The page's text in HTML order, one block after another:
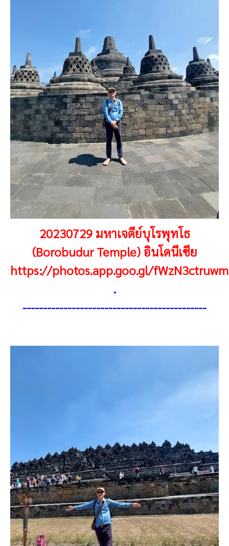
20230729 มหาเจดีย์บุโรพุทโธ
(Borobudur Temple) อินโดนีเซีย
https://photos.app.goo.gl/
.
---------------------------------------------